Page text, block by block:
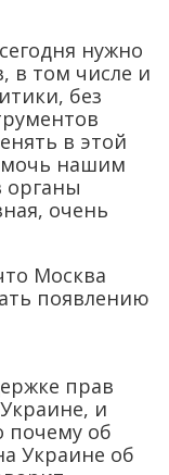
нужно
в том числе и
без
в этой
нашим
органы
очень
Москва
появлению
прав
и
почему об
Украине об